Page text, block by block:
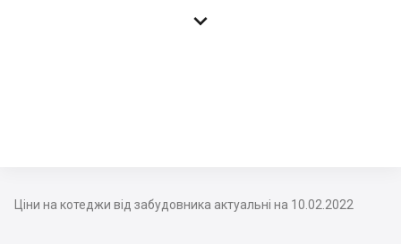

Ціни на котеджи від забудовника актуальні на 10.02.2022